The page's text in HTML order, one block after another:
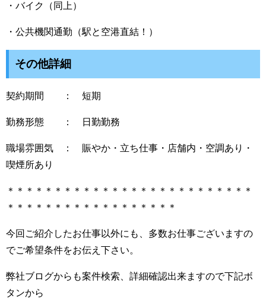
・バイク（同上）
・公共機関通勤（駅と空港直結！）
その他詳細
契約期間 ： 短期
勤務形態 ： 日勤勤務
職場雰囲気 ： 賑やか・立ち仕事・店舗内・空調あり・
喫煙所あり
＊＊＊＊＊＊＊＊＊＊＊＊＊＊＊＊＊＊＊＊＊＊＊＊＊＊
＊＊＊＊＊＊＊＊＊＊＊＊＊＊＊＊＊＊
今回ご紹介したお仕事以外にも、多数お仕事ございますの
でご希望条件をお伝え下さい。
弊社ブログからも案件検索、詳細確認出来ますので下記ボ
タンから